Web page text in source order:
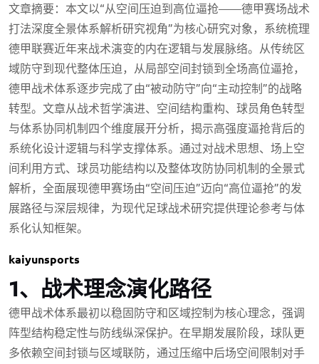
文章摘要：本文以“从空间压迫到高位逼抢——德甲赛场战术
打法深度全景体系解析研究视角”为核心研究对象，系统梳理
德甲联赛近年来战术演变的内在逻辑与发展脉络。从传统区
域防守到现代整体压迫，从局部空间封锁到全场高位逼抢，
德甲战术体系逐步完成了由“被动防守”向“主动控制”的战略
转型。文章从战术哲学演进、空间结构重构、球员角色转型
与体系协同机制四个维度展开分析，揭示高强度逼抢背后的
系统化设计逻辑与科学支撑体系。通过对战术思想、场上空
间利用方式、球员功能结构以及整体攻防协同机制的全景式
解析，全面展现德甲赛场由“空间压迫”迈向“高位逼抢”的发
展路径与深层规律，为现代足球战术研究提供理论参考与体
系化认知框架。
kaiyunsports
1、战术理念演化路径
德甲战术体系最初以稳固防守和区域控制为核心理念，强调
阵型结构稳定性与防线纵深保护。在早期发展阶段，球队更
多依赖空间封锁与区域联防，通过压缩中后场空间限制对手